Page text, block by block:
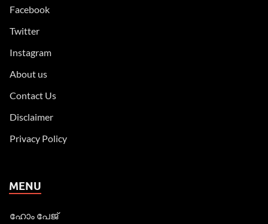
Facebook
Twitter
Instagram
About us
Contact Us
Disclaimer
Privacy Policy
MENU
ഹോം പേജ്